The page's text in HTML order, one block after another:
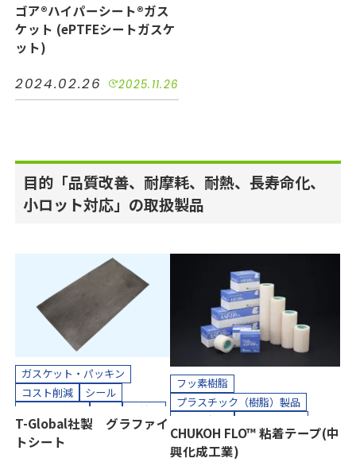
貼り合わせ加工
小ロット対応
絶縁
耐熱
耐薬
長寿命化
半導体
機械装置
カッティングプロッター加工
熱処理（アニール）加工
縫製加工（工業用）
貼り合わせ加工
ゴア®ハイパーシート®ガス
ケット (ePTFEシートガスケ
ット)
2024.02.26 2025.11.26
目的「品質改善、耐摩耗、耐熱、長寿命化、
小ロット対応」の取扱製品
ガスケット・パッキン
コスト削減
シール
小ロット対応
短納期
耐熱
耐薬
長寿命化
半導体
T-Global社製 グラファイ
トシート
フッ素樹脂
プラスチック（樹脂）製品
コスト削減
小ロット対応
接着
気密 汚れ防止
短納期
絶縁
耐摩耗
CHUKOH FLO™ 粘着テープ(中
興化成工業)